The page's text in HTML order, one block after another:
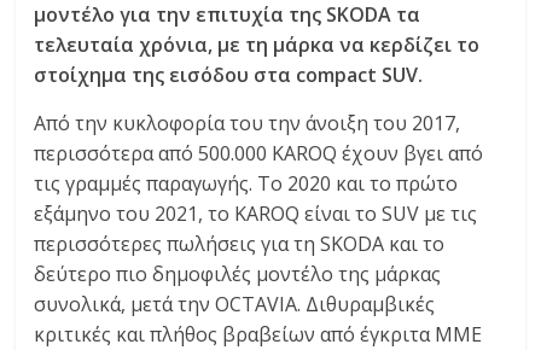
μοντέλο για την επιτυχία της SKODA τα
τελευταία χρόνια, με τη μάρκα να κερδίζει το
στοίχημα της εισόδου στα compact SUV.
Από την κυκλοφορία του την άνοιξη του 2017,
περισσότερα από 500.000 KAROQ έχουν βγει από
τις γραμμές παραγωγής. Το 2020 και το πρώτο
εξάμηνο του 2021, το KAROQ είναι το SUV με τις
περισσότερες πωλήσεις για τη SKODA και το
δεύτερο πιο δημοφιλές μοντέλο της μάρκας
συνολικά, μετά την OCTAVIA. Διθυραμβικές
κριτικές και πλήθος βραβείων από έγκριτα ΜΜΕ